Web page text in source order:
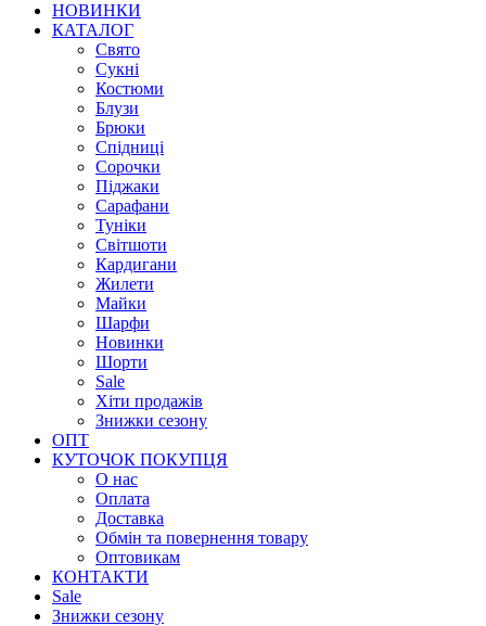
НОВИНКИ
КАТАЛОГ
Свято
Сукні
Костюми
Блузи
Брюки
Спідниці
Сорочки
Піджаки
Сарафани
Туніки
Світшоти
Кардигани
Жилети
Майки
Шарфи
Новинки
Шорти
Sale
Хіти продажів
Знижки сезону
ОПТ
КУТОЧОК ПОКУПЦЯ
О нас
Оплата
Доставка
Обмін та повернення товару
Оптовикам
КОНТАКТИ
Sale
Знижки сезону